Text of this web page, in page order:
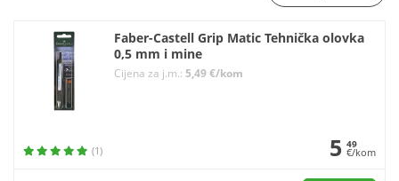
Faber-Castell Grip Matic Tehnička olovka
0,5 mm i mine
Cijena za j.m.: 5,49 €/kom
(1) 5 49
€/kom